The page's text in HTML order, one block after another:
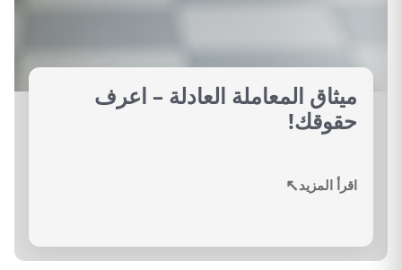
ميثاق المعاملة العادلة – اعرف
حقوقك!
اقرأ المزيد↗